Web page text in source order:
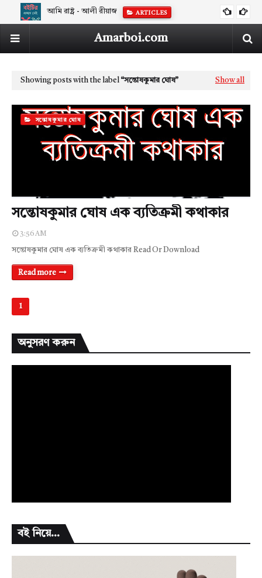
আমি রাষ্ট্র - আলী রীয়াজ ARTICLES
Amarboi.com
Showing posts with the label সন্তোষকুমার ঘোষ Show all
সন্তোষকুমার ঘোষ
সন্তোষকুমার ঘোষ এক ব্যতিক্রমী কথাকার
3:56 AM
সন্তোষকুমার ঘোষ এক ব্যতিক্রমী কথাকার Read Or Download
Read more
1
অনুসরণ করুন
বই নিয়ে...